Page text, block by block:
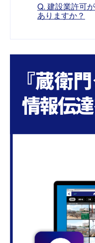
Q. 建設業許可
ありますか？